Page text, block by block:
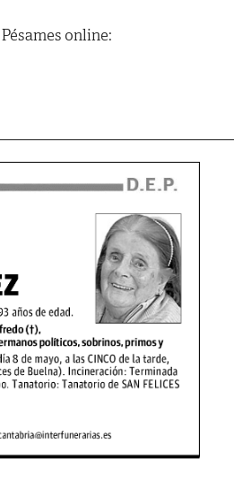
online: